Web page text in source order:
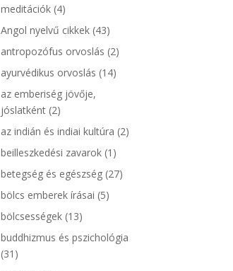
meditációk (4)
Angol nyelvű cikkek (43)
antropozófus orvoslás (2)
ayurvédikus orvoslás (14)
az emberiség jövője,
jóslatként (2)
az indián és indiai kultúra (2)
beilleszkedési zavarok (1)
betegség és egészség (27)
bölcs emberek írásai (5)
bölcsességek (13)
buddhizmus és pszichológia
(31)